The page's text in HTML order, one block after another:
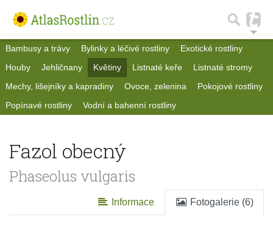
Bambusy a trávy Bylinky a léčivé rostliny
Exotické rostliny
Houby
Jehličnany Květiny Listnaté keře
Listnaté stromy
Mechy, lišejníky a kapradiny
Ovoce, zelenina
Pokojové rostliny
Popínavé rostliny
Vodní a bahenní rostliny
Fazol obecný
Phaseolus vulgaris
Informace Fotogalerie (6)